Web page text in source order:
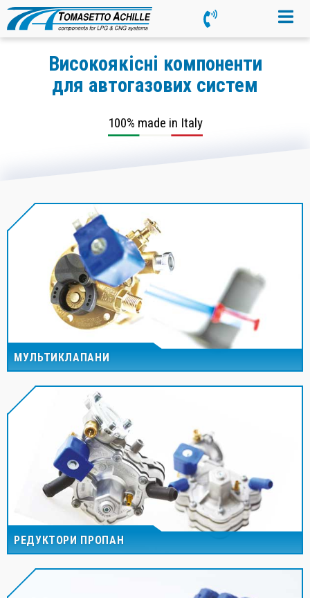
Високоякісні компоненти
для автогазових систем
100% made in Italy
МУЛЬТИКЛАПАНИ
РЕДУКТОРИ ПРОПАН